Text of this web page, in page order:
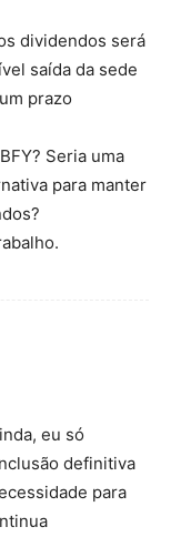
dividendos será
saída da sede
prazo
Seria uma
para manter
eu só
definitiva
para